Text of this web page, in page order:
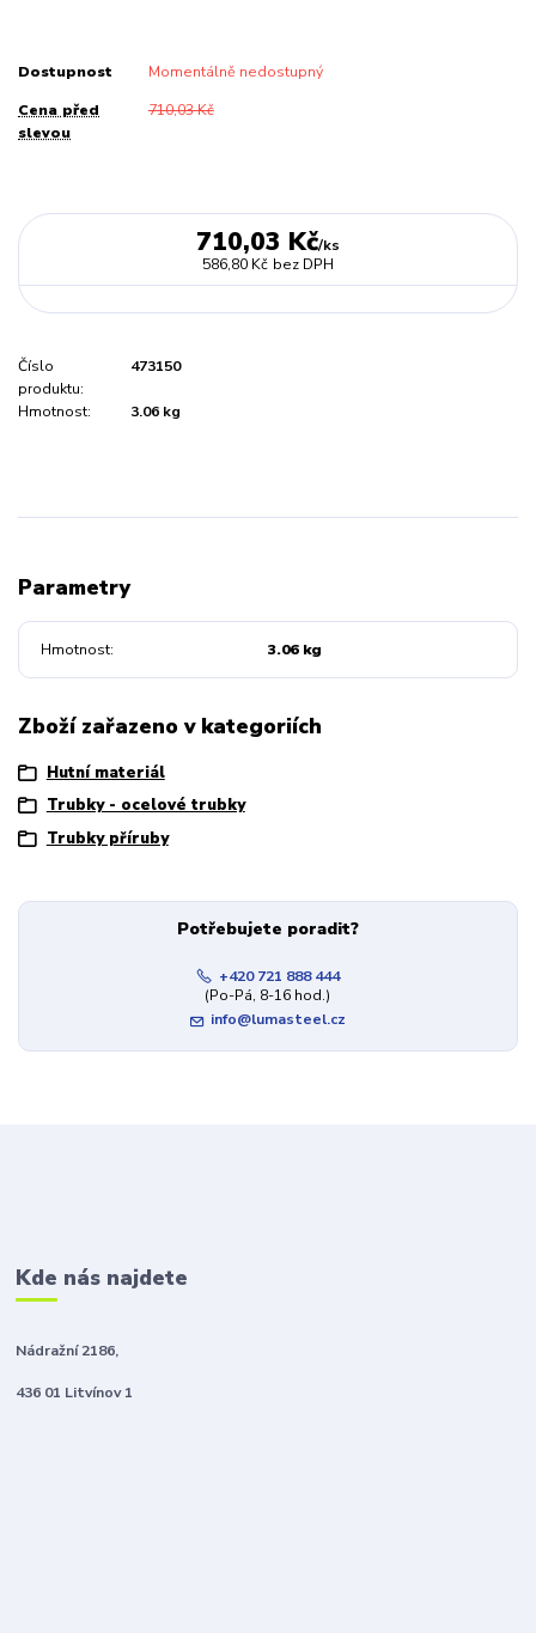
Dostupnost Momentálně nedostupný
Cena před
slevou
710,03 Kč
710,03 Kč/ks
586,80 Kč bez DPH
Číslo
produktu:
473150
Hmotnost: 3.06 kg
Parametry
Hmotnost 3.06 kg
Zboží zařazeno v kategoriích
Hutní materiál
Trubky - ocelové trubky
Trubky příruby
Potřebujete poradit?
+420 721 888 444
(Po-Pá, 8-16 hod.)
info@lumasteel.cz
Kde nás najdete
Nádražní 2186,
436 01 Litvínov 1